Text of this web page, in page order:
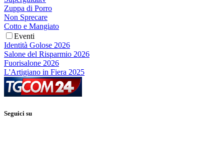
Zuppa di Porro
Non Sprecare
Cotto e Mangiato
Eventi
Identità Golose 2026
Salone del Risparmio 2026
Fuorisalone 2026
L'Artigiano in Fiera 2025
Seguici su